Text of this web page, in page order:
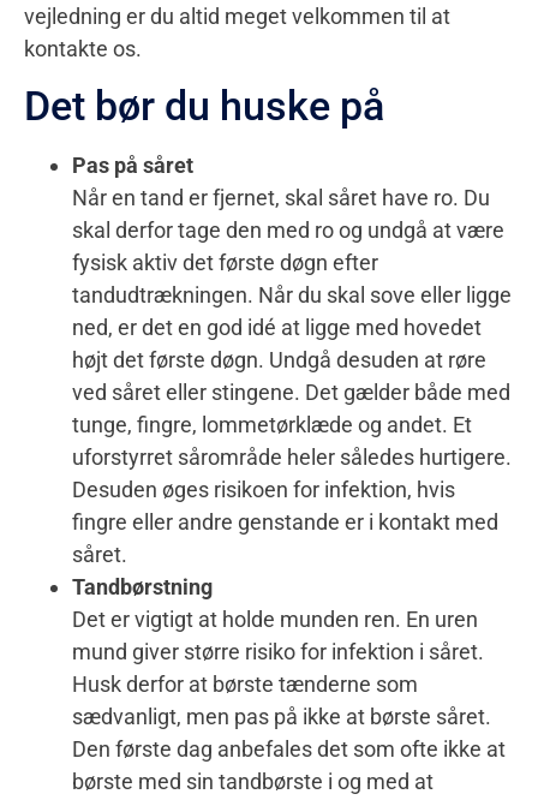
vejledning er du altid meget velkommen til at
kontakte os.
Det bør du huske på
Pas på såret
Når en tand er fjernet, skal såret have ro. Du
skal derfor tage den med ro og undgå at være
fysisk aktiv det første døgn efter
tandudtrækningen. Når du skal sove eller ligge
ned, er det en god idé at ligge med hovedet
højt det første døgn. Undgå desuden at røre
ved såret eller stingene. Det gælder både med
tunge, fingre, lommetørklæde og andet. Et
uforstyrret sårområde heler således hurtigere.
Desuden øges risikoen for infektion, hvis
fingre eller andre genstande er i kontakt med
såret.
Tandbørstning
Det er vigtigt at holde munden ren. En uren
mund giver større risiko for infektion i såret.
Husk derfor at børste tænderne som
sædvanligt, men pas på ikke at børste såret.
Den første dag anbefales det som ofte ikke at
børste med sin tandbørste i og med at